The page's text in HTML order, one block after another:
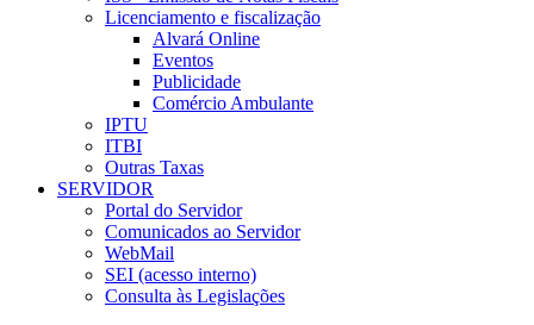
Licenciamento e fiscalização
Alvará Online
Eventos
Publicidade
Comércio Ambulante
IPTU
ITBI
Outras Taxas
SERVIDOR
Portal do Servidor
Comunicados ao Servidor
WebMail
SEI (acesso interno)
Consulta às Legislações